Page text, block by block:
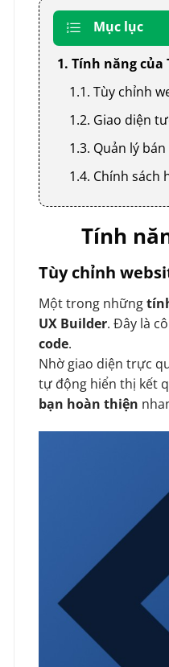
Mục lục
1. Tính năng
1.1. Tùy chỉnh
1.2. Giao diện
1.3. Quản lý
1.4. Chính sách
Tính
Tùy chỉnh
Một trong những
UX Builder. Đây là
code.
Nhờ giao diện trực
tự động hiển thị kết
bạn hoàn thiện